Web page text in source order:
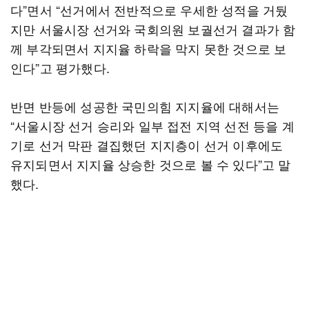
다”면서 “선거에서 전반적으로 우세한 성적을 거뒀
지만 서울시장 선거와 국회의원 보궐선거 결과가 함
께 부각되면서 지지율 하락을 막지 못한 것으로 보
인다”고 평가했다.
반면 반등에 성공한 국민의힘 지지율에 대해서는
“서울시장 선거 승리와 일부 접전 지역 선전 등을 계
기로 선거 막판 결집했던 지지층이 선거 이후에도
유지되면서 지지율 상승한 것으로 볼 수 있다”고 말
했다.